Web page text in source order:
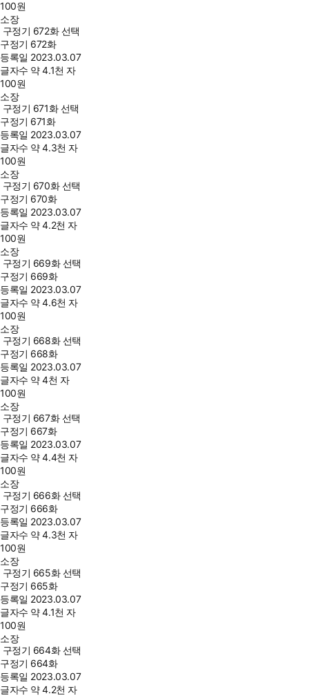
100원
소장
구정기 672화 선택
구정기 672화
등록일 2023.03.07
글자수 약 4.1천 자
100원
소장
구정기 671화 선택
구정기 671화
등록일 2023.03.07
글자수 약 4.3천 자
100원
소장
구정기 670화 선택
구정기 670화
등록일 2023.03.07
글자수 약 4.2천 자
100원
소장
구정기 669화 선택
구정기 669화
등록일 2023.03.07
글자수 약 4.6천 자
100원
소장
구정기 668화 선택
구정기 668화
등록일 2023.03.07
글자수 약 4천 자
100원
소장
구정기 667화 선택
구정기 667화
등록일 2023.03.07
글자수 약 4.4천 자
100원
소장
구정기 666화 선택
구정기 666화
등록일 2023.03.07
글자수 약 4.3천 자
100원
소장
구정기 665화 선택
구정기 665화
등록일 2023.03.07
글자수 약 4.1천 자
100원
소장
구정기 664화 선택
구정기 664화
등록일 2023.03.07
글자수 약 4.2천 자